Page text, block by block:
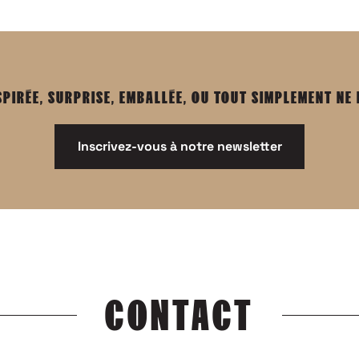
SURPRISE, EMBALLÉE, OU TOUT SIMPLEMENT NE
Inscrivez-vous à notre newsletter
CONTACT